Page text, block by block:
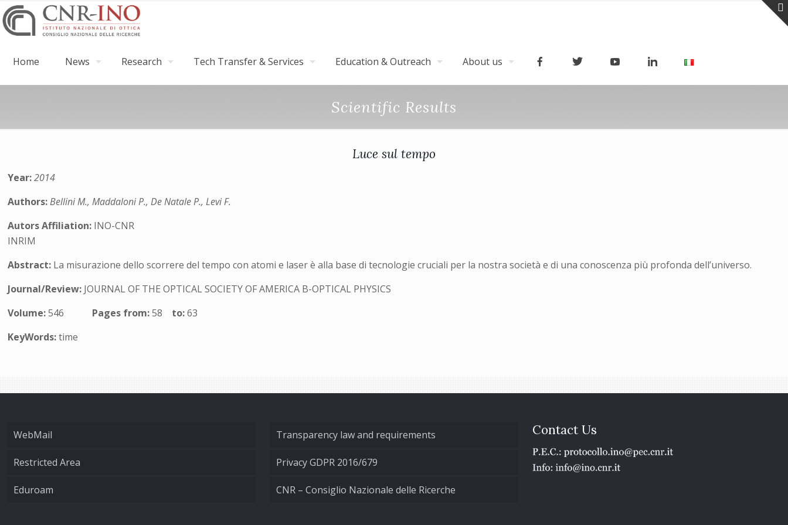
Home News Research Tech Transfer & Services Education & Outreach About us
Scientific Results
Luce sul tempo
Year:2014
Authors:Bellini M., Maddaloni P., De Natale P., Levi F.
Autors Affiliation: INO-CNR
INRIM
Abstract: La misurazione dello scorrere del tempo con atomi e laser è alla base di tecnologie cruciali per la nostra società e di una conoscenza più profonda dell’universo.
Journal/Review: JOURNAL OF THE OPTICAL SOCIETY OF AMERICA B-OPTICAL PHYSICS
Volume:546 Pages from:58 to:63
KeyWords:time
WebMail
Restricted Area
Eduroam
Transparency law and requirements
Privacy GDPR 2016/679
CNR – Consiglio Nazionale delle Ricerche
Contact Us